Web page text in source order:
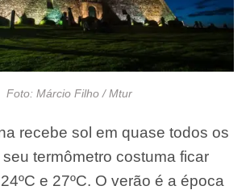
Foto: Márcio Filho / Mtur
recebe sol em quase todos os
termômetro costuma ficar
e 27ºC. O verão é a época